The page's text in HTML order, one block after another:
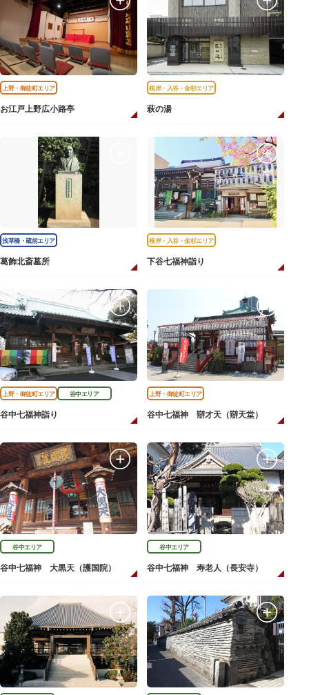
上野・御徒町エリア
お江戸上野広小路亭
根岸・入谷・金杉エリア
萩の湯
浅草橋・蔵前エリア
葛飾北斎墓所
根岸・入谷・金杉エリア
下谷七福神詣り
上野・御徒町エリア 谷中エリア
谷中七福神詣り
上野・御徒町エリア
谷中七福神 辯才天（辯天堂）
谷中エリア
谷中七福神 大黒天（護国院）
谷中エリア
谷中七福神 寿老人（長安寺）